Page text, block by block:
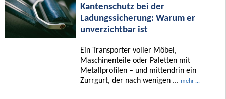
Kantenschutz bei der
Ladungssicherung: Warum er
unverzichtbar ist
Ein Transporter voller Möbel,
Maschinenteile oder Paletten mit
Metallprofilen – und mittendrin ein
Zurrgurt, der nach wenigen ... mehr ...